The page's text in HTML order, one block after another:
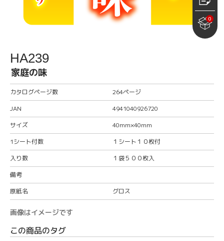
0
HA239
家庭の味
カタログページ数
264ページ
JAN
4941040926720
サイズ
40mm×40mm
1シート付数
１シート１０枚付
入り数
１袋５００枚入
備考
原紙名
グロス
画像はイメージです
この商品のタグ